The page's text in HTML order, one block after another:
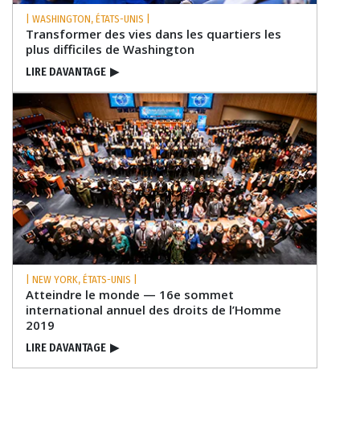
| WASHINGTON, ÉTATS-UNIS |
Transformer des vies dans les quartiers les
plus difficiles de Washington
LIRE DAVANTAGE ▶
| NEW YORK, ÉTATS-UNIS |
Atteindre le monde — 16e sommet
international annuel des droits de l’Homme
2019
LIRE DAVANTAGE ▶